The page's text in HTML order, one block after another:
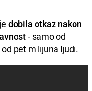
dobila otkaz nakon
- samo od
pet milijuna ljudi.